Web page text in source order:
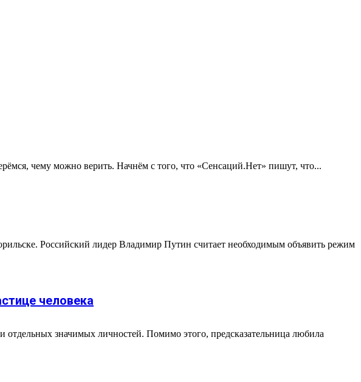
чему можно верить. Начнём с того, что «Сенсаций.Нет» пишут, что...
Российский лидер Владимир Путин считает необходимым объявить режим
человека
отдельных значимых личностей. Помимо этого, предсказательница любила